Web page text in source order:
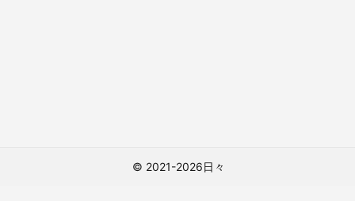
© 2021-2026日々